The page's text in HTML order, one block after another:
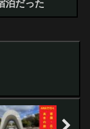
泊だった